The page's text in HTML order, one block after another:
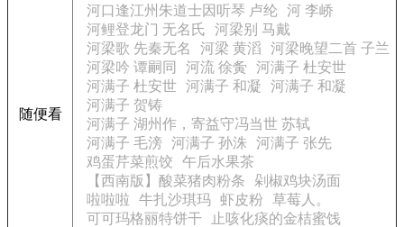
随便看
河口逢江州朱道士因听琴 卢纶
河 李峤
河鲤登龙门 无名氏
河梁别 马戴
河梁歌 先秦无名
河梁 黄滔
河梁晚望二首 子兰
河梁吟 谭嗣同
河流 徐夤
河满子 杜安世
河满子 杜安世 河满子 和凝
河满子 和凝
河满子 贺铸
河满子 湖州作，寄益守冯当世 苏轼
河满子 毛滂
河满子 孙洙
河满子 张先
鸡蛋芹菜煎饺
午后水果茶
【西南版】酸菜猪肉粉条
剁椒鸡块汤面
啦啦啦
牛扎沙琪玛 虾皮粉
草莓人。
可可玛格丽特饼干
止咳化痰的金桔蜜饯